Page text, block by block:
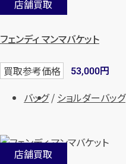
店舗買取
フェンディ マンマバケット
買取参考価格 53,000円
バッグ
ショルダーバッグ
店舗買取